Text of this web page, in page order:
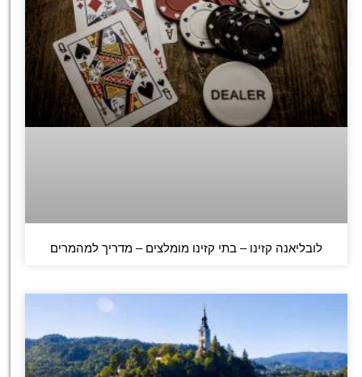
לובליאנה קזינו – בתי קזינו מומלצים – מדריך למהמרים